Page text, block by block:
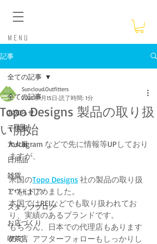
​Menu
記事
全ての記事
お知らせ
子供服
大人服
日用品
雑貨
アウトドア
スタッフブログ
お店づくり
喫茶店
全ての記事
Topo Designs 製品の取り扱
い開始
Suncloud.Outfitters
2021年1月15日 読了時間: 1分
instagram などで先に情報等UPしており
ますが、
米国のTopo Designs 社の製品の取り扱
いをはじめました。
本国ではREIなどでも取り扱われてお
り、実績のあるブランドです。
もちろん、日本での代理店もあります
ので、アフターフォローもしっかりし